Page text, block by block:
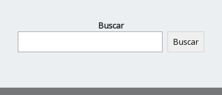
Buscar
Buscar